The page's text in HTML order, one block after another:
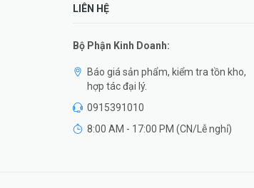
LIÊN HỆ
Bộ Phận Kinh Doanh:
Báo giá sản phẩm, kiểm tra tồn kho,
hợp tác đại lý.
0915391010
8:00 AM - 17:00 PM (CN/Lễ nghỉ)